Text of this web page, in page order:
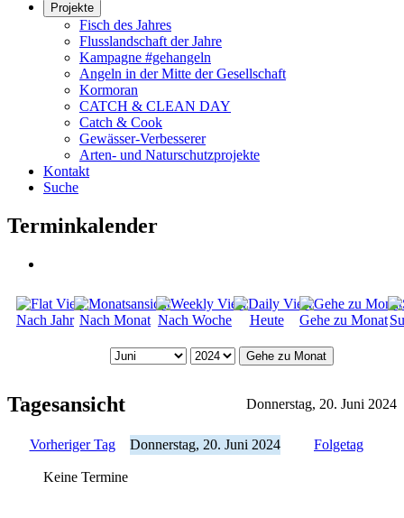
Projekte
Fisch des Jahres
Flusslandschaft der Jahre
Kampagne #gehangeln
Angeln in der Mitte der Gesellschaft
Kormoran
CATCH & CLEAN DAY
Catch & Cook
Gewässer-Verbesserer
Arten- und Naturschutzprojekte
Kontakt
Suche
Terminkalender
Nach Jahr Nach Monat Nach Woche Heute Gehe zu Monat
Gehe zu Monat
Tagesansicht Donnerstag, 20. Juni 2024
Vorheriger Tag Donnerstag, 20. Juni 2024 Folgetag
Keine Termine